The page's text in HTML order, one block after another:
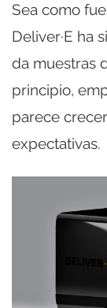
Sea como
Deliver·E ha
da muestras
principio,
parece
expectativas.